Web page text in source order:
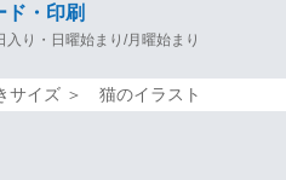
・印刷
り・日曜始まり/月曜始まり
サイズ ＞ 猫のイラスト